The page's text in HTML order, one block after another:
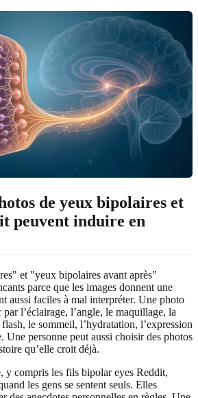
de yeux bipolaires et
peuvent induire en
et "yeux bipolaires avant après"
parce que les images donnent une
aussi faciles à mal interpréter. Une photo
l’éclairage, l’angle, le maquillage, la
le sommeil, l’hydratation, l’expression
Une personne peut aussi choisir des photos
qu’elle croit déjà.
y compris les fils bipolar eyes Reddit,
les gens se sentent seuls. Elles